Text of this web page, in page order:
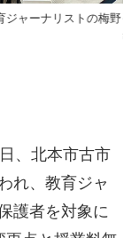
ジャーナリストの梅野
、北本市古市
れ、教育ジャ
護者を対象に